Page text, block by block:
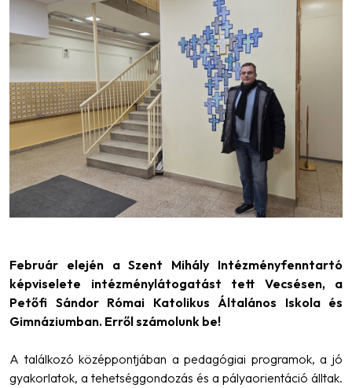
Február elején a Szent Mihály Intézményfenntartó
képviselete intézménylátogatást tett Vecsésen, a
Petőfi Sándor Római Katolikus Általános Iskola és
Gimnáziumban. Erről számolunk be!
A találkozó középpontjában a pedagógiai programok, a jó
gyakorlatok, a tehetséggondozás és a pályaorientáció álltak.